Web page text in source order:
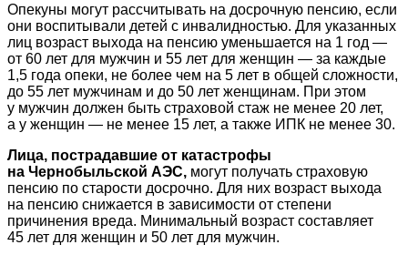
Опекуны могут рассчитывать на досрочную пенсию, если
они воспитывали детей с инвалидностью. Для указанных
лиц возраст выхода на пенсию уменьшается на 1 год —
от 60 лет для мужчин и 55 лет для женщин — за каждые
1,5 года опеки, не более чем на 5 лет в общей сложности,
до 55 лет мужчинам и до 50 лет женщинам. При этом
у мужчин должен быть страховой стаж не менее 20 лет,
а у женщин — не менее 15 лет, а также ИПК не менее 30.
Лица, пострадавшие от катастрофы
на Чернобыльской АЭС, могут получать страховую
пенсию по старости досрочно. Для них возраст выхода
на пенсию снижается в зависимости от степени
причинения вреда. Минимальный возраст составляет
45 лет для женщин и 50 лет для мужчин.